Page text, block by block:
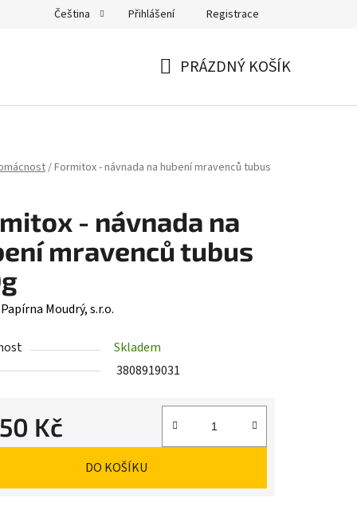
Čeština Přihlášení Registrace
PRÁZDNÝ KOŠÍK
/Formitox - návnada na hubení mravenců tubus
- návnada na
mravenců tubus
Papírna Moudrý, s.r.o.
Skladem
3808919031
Kč
DO KOŠÍKU